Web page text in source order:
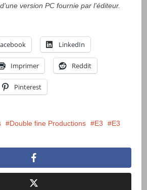
version PC fournie par l’éditeur.
LinkedIn
Imprimer Reddit
Pinterest
Double fine Productions E3
E3